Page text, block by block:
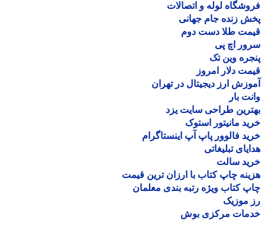
لوله و اتصالات
زنده جام جهانی
طلا دست دوم
اچ پی
وین تک
دلار امروز
ارز دیجیتال در تهران
بار
طراحی سایت یزد
مانیتور استوک
فالوور پاپ آپ اینستاگرام
تبلیغاتی
سالت
چاپ کتاب با ارزان ترین قیمت
کتاب ویژه رتبه بندی معلمان
موزیک
مرکزی بوش